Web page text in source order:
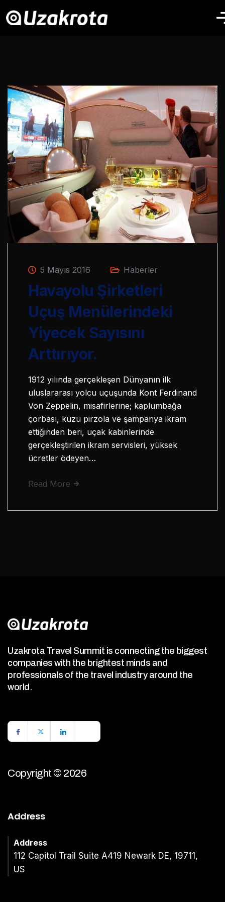
5 Mayıs 2016 Haberler
Havayolu Şirketleri
Uçuş Menülerindeki
Yiyecek Sayısını
Arttırıyor.
1912 yılında gerçekleşen Dünyanın ilk
uluslararası yolcu uçuşunda Kont Ferdinand
Von Zeppelin, misafirlerine; kaplumbağa
çorbası, kuzu pirzola ve şampanya ikram
ettiğinden beri, uçak kabinlerinde
gerçekleştirilen ikram servisleri, yüksek
ücretler ödeyen…
Read More
Uzakrota Travel Summit is connecting the biggest
companies with the brightest minds and
professionals of the travel industry around the
world.
Copyright © 2026
Address
Address
112 Capitol Trail Suite A419 Newark DE, 19711,
US